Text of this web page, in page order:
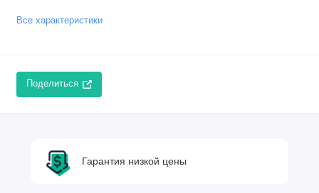
Все характеристики
Поделиться
Гарантия низкой цены